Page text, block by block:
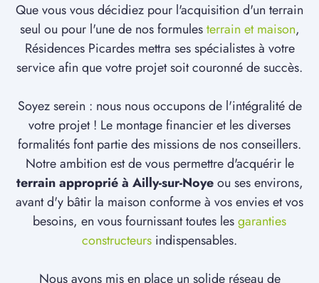
Que vous vous décidiez pour l'acquisition d'un terrain
seul ou pour l'une de nos formulesterrain et maison,
Résidences Picardes mettra ses spécialistes à votre
service afin que votre projet soit couronné de succès.
Soyez serein : nous nous occupons de l'intégralité de
votre projet ! Le montage financier et les diverses
formalités font partie des missions de nos conseillers.
Notre ambition est de vous permettre d'acquérir le
terrain approprié à Ailly-sur-Noyeou ses environs,
avant d'y bâtir la maison conforme à vos envies et vos
besoins, en vous fournissant toutes lesgaranties
constructeurs indispensables.
Nous avons mis en place un solide réseau de